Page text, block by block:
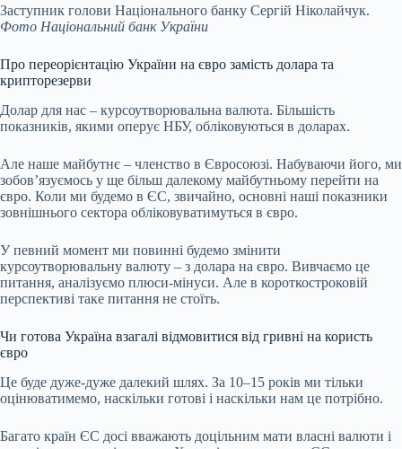
Заступник голови Національного банку Сергій Ніколайчук.
Фото Національний банк України
Про переорієнтацію України на євро замість долара та
крипторезерви
Долар для нас – курсоутворювальна валюта. Більшість
показників, якими оперує НБУ, обліковуються в доларах.
Але наше майбутнє – членство в Євросоюзі. Набуваючи його, ми
зобов’язуємось у ще більш далекому майбутньому перейти на
євро. Коли ми будемо в ЄС, звичайно, основні наші показники
зовнішнього сектора обліковуватимуться в євро.
У певний момент ми повинні будемо змінити
курсоутворювальну валюту – з долара на євро. Вивчаємо це
питання, аналізуємо плюси-мінуси. Але в короткостроковій
перспективі таке питання не стоїть.
Чи готова Україна взагалі відмовитися від гривні на користь
євро
Це буде дуже-дуже далекий шлях. За 10–15 років ми тільки
оцінюватимемо, наскільки готові і наскільки нам це потрібно.
Багато країн ЄС досі вважають доцільним мати власні валюти і